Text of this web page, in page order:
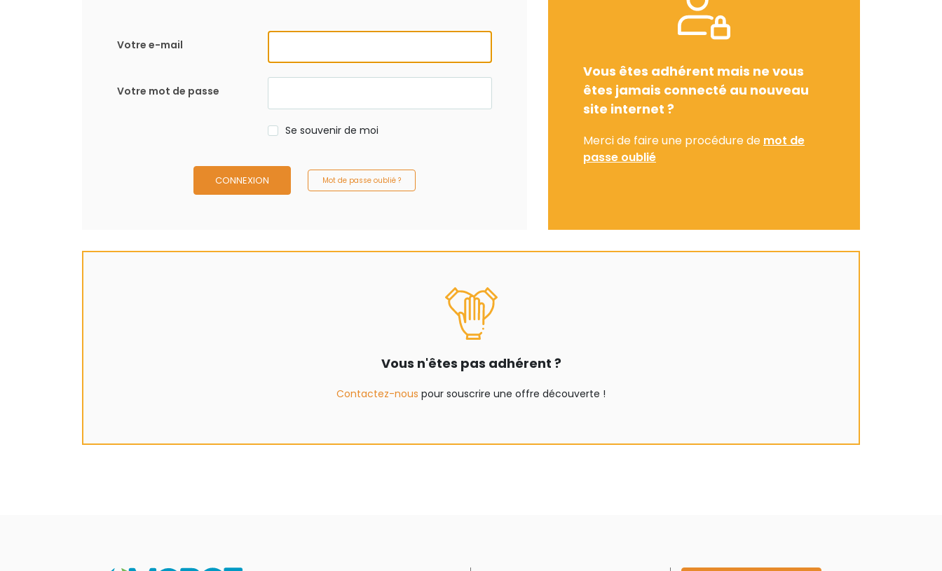
Votre e-mail
Votre mot de passe
Se souvenir de moi
CONNEXION Mot de passe oublié ?
Vous êtes adhérent mais ne vous
êtes jamais connecté au nouveau
site internet ?
Merci de faire une procédure de mot de
passe oublié
Vous n'êtes pas adhérent ?
Contactez-nous pour souscrire une offre découverte !